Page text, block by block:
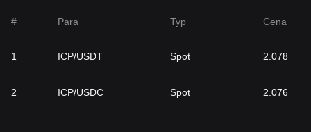
# Para Typ Cena
1 ICP/USDT Spot 2.078
2 ICP/USDC Spot 2.076